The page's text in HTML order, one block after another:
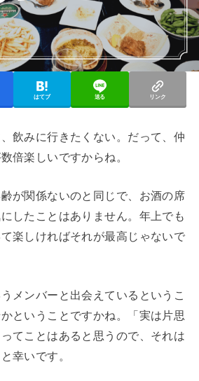
はてブ 送る リンク
飲みに行きたくない。だって、仲
倍楽しいですからね。
齢が関係ないのと同じで、お酒の席
したことはありません。年上でも
楽しければそれが最高じゃないで
メンバーと出会えているというこ
ということですかね。「実は片思
てことはあると思うので、それは
幸いです。